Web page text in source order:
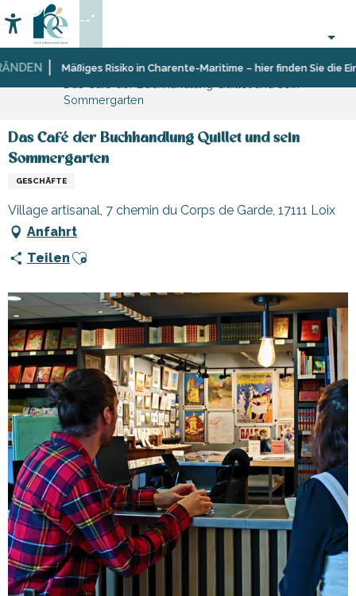
au
contenu
principal
Mäßiges Risiko in Charente-Maritime – hier finden Sie die
Accessibilité
Suche
--°
Startseite
Sich
Geschäfte
Sommergarten
Das Café der Buchhandlung Quillet und sein
Sommergarten
GESCHÄFTE
Village artisanal, 7 chemin du Corps de Garde, 17111 Loix
Anfahrt
Teilen Ajouter aux favoris